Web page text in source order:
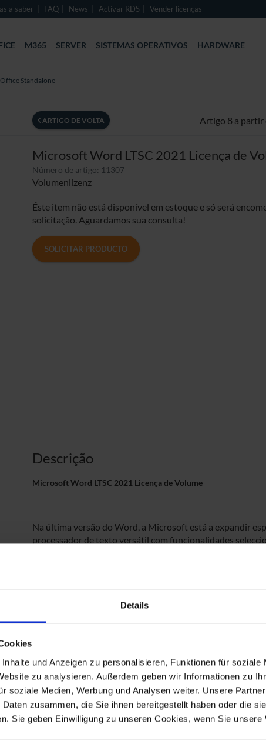
Details
und Anzeigen zu personalisieren, Funktionen für soziale
zu analysieren. Außerdem geben wir Informationen zu
soziale Medien, Werbung und Analysen weiter. Unsere
zusammen, die Sie ihnen bereitgestellt haben oder die
Sie geben Einwilligung zu unseren Cookies, wenn Sie unsere
a saber FAQ News Activar RDS Vender licenças
M365 SERVER SISTEMAS OPERATIVOS HARDWARE
Standalone
ARTIGO DE VOLTA Artigo 8 a partir
Microsoft Word LTSC 2021 Licença de
Número de artigo: 11307
Volumenlizenz
Éste item não está disponível em estoque e só será
solicitação. Aguardamos sua consulta!
SOLICITAR PRODUCTO
Descrição
Microsoft Word LTSC 2021 Licença de Volume
Na última versão do Word, a Microsoft está a expandir
processador de texto versátil com funcionalidades
Vender licenças e ganhar orçamento